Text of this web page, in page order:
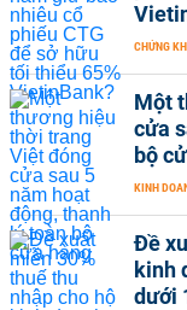
CHỨNG
Một
cửa
bộ
KINH
Đề
kinh
dưới